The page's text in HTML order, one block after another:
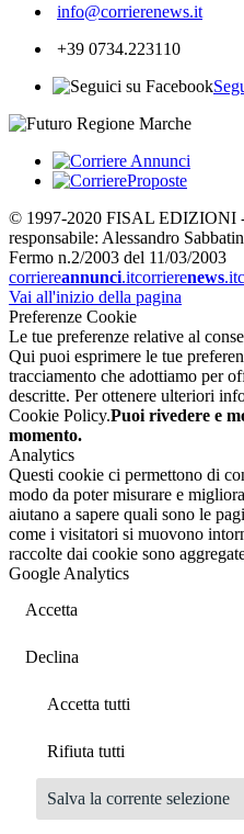
info@corrierenews.it
+39 0734.223110
© 1997-2020 FISAL EDIZIONI
responsabile: Alessandro
Fermo n.2/2003 del 11/03/2003
corriereannunci.itcorrierenews.it
Vai all'inizio della pagina
Preferenze Cookie
Le tue preferenze relative al
Qui puoi esprimere le tue
tracciamento che adottiamo per
descritte. Per ottenere ulteriori
Cookie Policy.Puoi rivedere e
momento.
Analytics
Questi cookie ci permettono di
modo da poter misurare e
aiutano a sapere quali sono le
come i visitatori si muovono
raccolte dai cookie sono
Google Analytics
Accetta
Declina
Accetta tutti
Rifiuta tutti
Salva la corrente selezione